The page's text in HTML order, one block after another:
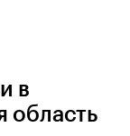
в
область